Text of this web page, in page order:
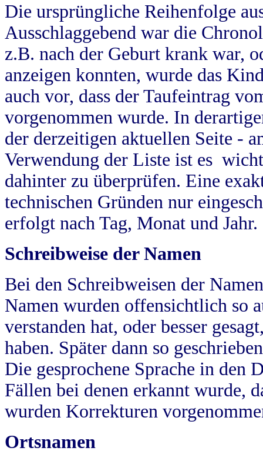
Die ursprüngliche Reihenfolge
Ausschlaggebend war die
z.B. nach der Geburt krank war,
anzeigen konnten, wurde das
auch vor, dass der Taufeintrag
vorgenommen wurde. In
der derzeitigen aktuellen Seite -
Verwendung der Liste ist es
dahinter zu überprüfen. Eine
technischen Gründen nur
erfolgt nach Tag, Monat und Jahr.
Schreibweise der Namen
Bei den Schreibweisen der
Namen wurden offensichtlich so
verstanden hat, oder besser
haben. Später dann so
Die gesprochene Sprache in
Fällen bei denen erkannt wurde,
wurden Korrekturen
Ortsnamen